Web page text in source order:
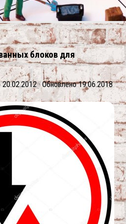
блоков для
20.02.2012· Обновлено19.06.2018